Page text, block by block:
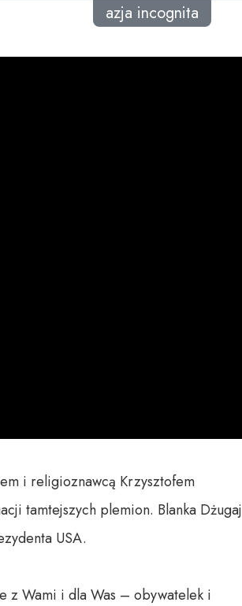
azja incognita
i religioznawcą Krzysztofem
tamtejszych plemion. Blanka Dżugaj
USA.
z Wami i dla Was – obywatelek i